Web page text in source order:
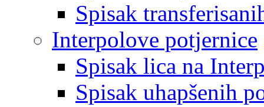
Spisak
Interpolove potjernice
Spisak lica na
Spisak uhapšenih